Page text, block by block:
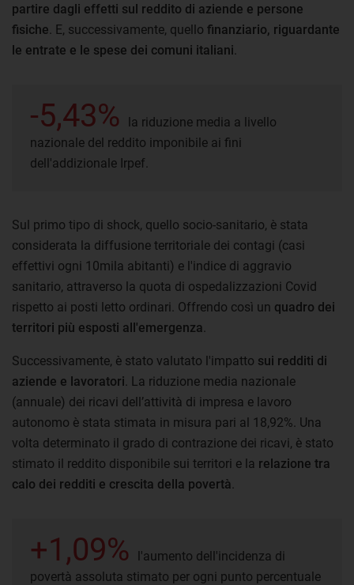
partire dagli effetti sul reddito di aziende e persone
fisiche. E, successivamente, quello finanziario, riguardante
le entrate e le spese dei comuni italiani.
-5,43%
la riduzione media a livello
nazionale del reddito imponibile ai fini
dell'addizionale Irpef.
Sul primo tipo di shock, quello socio-sanitario, è stata
considerata la diffusione territoriale dei contagi (casi
effettivi ogni 10mila abitanti) e l'indice di aggravio
sanitario, attraverso la quota di ospedalizzazioni Covid
rispetto ai posti letto ordinari. Offrendo così un quadro dei
territori più esposti all'emergenza.
Successivamente, è stato valutato l'impatto sui redditi di
aziende e lavoratori. La riduzione media nazionale
(annuale) dei ricavi dell’attività di impresa e lavoro
autonomo è stata stimata in misura pari al 18,92%. Una
volta determinato il grado di contrazione dei ricavi, è stato
stimato il reddito disponibile sui territori e la relazione tra
calo dei redditi e crescita della povertà.
+1,09%
l'aumento dell'incidenza di
povertà assoluta stimato per ogni punto percentuale